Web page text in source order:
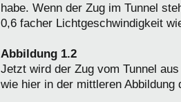
habe. Wenn der Zug im Tunnel
0,6 facher Lichtgeschwindigkeit
Abbildung 1.2
Jetzt wird der Zug vom Tunnel
wie hier in der mittleren Abbildung